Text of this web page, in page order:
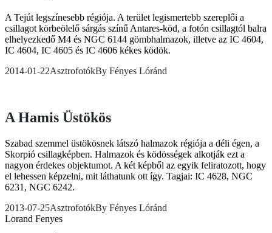
A Tejút legszínesebb régiója. A terület legismertebb szereplői a
csillagot körbeölelő sárgás színű Antares-köd, a fotón csillagtól balra
elhelyezkedő M4 és NGC 6144 gömbhalmazok, illetve az IC 4604,
IC 4604, IC 4605 és IC 4606 kékes ködök.
2014-01-22AsztrofotókBy Fényes Lóránd
A Hamis Üstökös
Szabad szemmel üstökösnek látszó halmazok régiója a déli égen, a
Skorpió csillagképben. Halmazok és ködösségek alkotják ezt a
nagyon érdekes objektumot. A két képből az egyik feliratozott, hogy
el lehessen képzelni, mit láthatunk ott így. Tagjai: IC 4628, NGC
6231, NGC 6242.
2013-07-25AsztrofotókBy Fényes Lóránd
Lorand Fenyes